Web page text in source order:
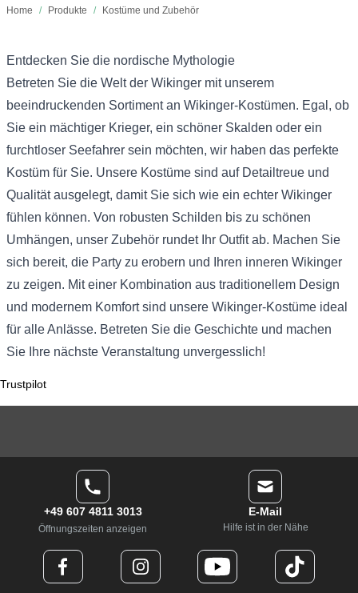
Home / Produkte / Kostüme und Zubehör
Entdecken Sie die nordische Mythologie
Betreten Sie die Welt der Wikinger mit unserem
beeindruckenden Sortiment an Wikinger-Kostümen. Egal, ob
Sie ein mächtiger Krieger, ein schöner Skalden oder ein
furchtloser Seefahrer sein möchten, wir haben das perfekte
Kostüm für Sie. Unsere Kostüme sind auf Detailtreue und
Qualität ausgelegt, damit Sie sich wie ein echter Wikinger
fühlen können. Von robusten Schilden bis zu schönen
Umhängen, unser Zubehör rundet Ihr Outfit ab. Machen Sie
sich bereit, die Party zu erobern und Ihren inneren Wikinger
zu zeigen. Mit einer Kombination aus traditionellem Design
und modernem Komfort sind unsere Wikinger-Kostüme ideal
für alle Anlässe. Betreten Sie die Geschichte und machen
Sie Ihre nächste Veranstaltung unvergesslich!
Trustpilot
+49 607 4811 3013
Öffnungszeiten anzeigen
E-Mail
Hilfe ist in der Nähe